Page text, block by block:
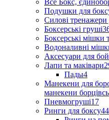
Все Бокс,
Подушки для
Силові тренажери
Боксерські груші
Боксерські мішки
Водоналивні
Аксесуари для
Лапи та маківари
Пады4
Манекени для
манекени
Пневмогруші17
Ринги для боксу44